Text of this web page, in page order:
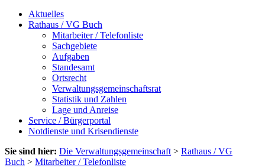
Aktuelles
Rathaus / VG Buch
Mitarbeiter / Telefonliste
Sachgebiete
Aufgaben
Standesamt
Ortsrecht
Verwaltungsgemeinschaftsrat
Statistik und Zahlen
Lage und Anreise
Service / Bürgerportal
Notdienste und Krisendienste
Sie sind hier: Die Verwaltungsgemeinschaft > Rathaus / VG
Buch > Mitarbeiter / Telefonliste